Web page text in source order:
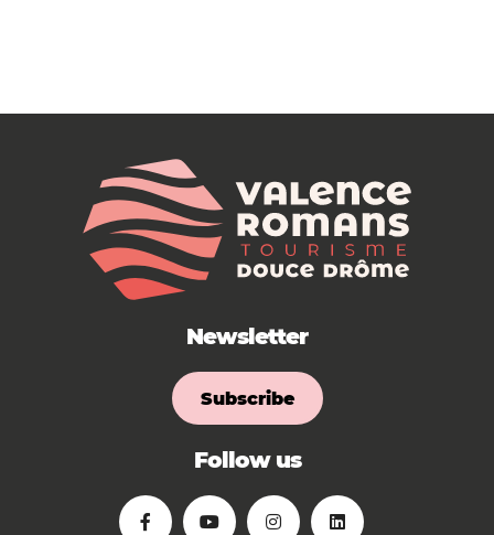
Newsletter
Subscribe
Follow us